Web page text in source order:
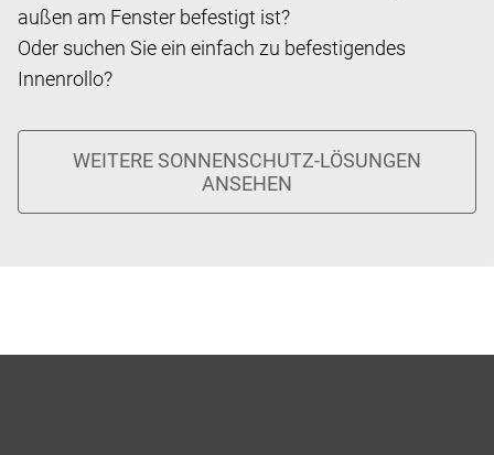
außen am Fenster befestigt ist?
Oder suchen Sie ein einfach zu befestigendes
Innenrollo?